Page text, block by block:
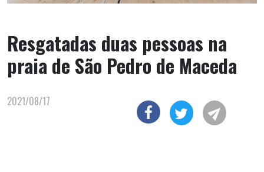
Resgatadas duas pessoas na
praia de São Pedro de Maceda
2021/08/17